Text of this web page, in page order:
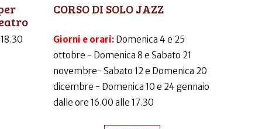
CORSO DI SOLO JAZZ
Giorni e orari: Domenica 4 e 25
ottobre - Domenica 8 e Sabato 21
novembre- Sabato 12 e Domenica 20
dicembre - Domenica 10 e 24 gennaio
dalle ore 16.00 alle 17.30